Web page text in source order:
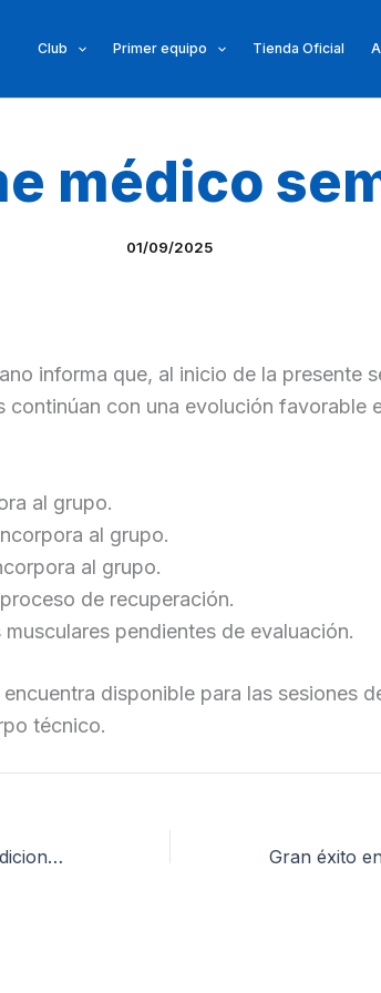
Club Primer equipo Tienda Oficial
médico
01/09/2025
informa que, al inicio de la presente
continúan con una evolución favorable
al grupo.
al grupo.
al grupo.
de recuperación.
pendientes de evaluación.
disponible para las sesiones
técnico.
El Alcoyano celebra la tradicional ofrenda a la Virgen de los Lirios